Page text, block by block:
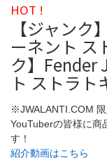
HOT !
【ジャンク
ーネント ス
ク】Fender
ト ストラト
※JWALANTI.COM
YouTuberの皆様に商
す！
紹介動画はこちら